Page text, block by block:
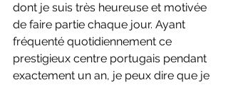
dont je suis très heureuse et motivée
de faire partie chaque jour. Ayant
fréquenté quotidiennement ce
prestigieux centre portugais pendant
exactement un an, je peux dire que je